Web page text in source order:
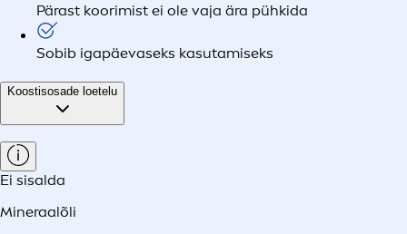
Pärast koorimist ei ole vaja ära pühkida
Sobib igapäevaseks kasutamiseks
Koostisosade loetelu
Ei sisalda
Mineraalõli